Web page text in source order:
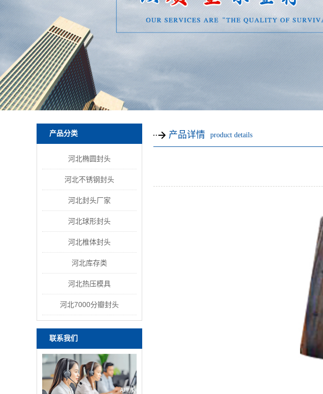
产品分类
河北椭圆封头
河北不锈钢封头
河北封头厂家
河北球形封头
河北椎体封头
河北库存类
河北热压模具
河北7000分瓣封头
联系我们
产品详情 product details